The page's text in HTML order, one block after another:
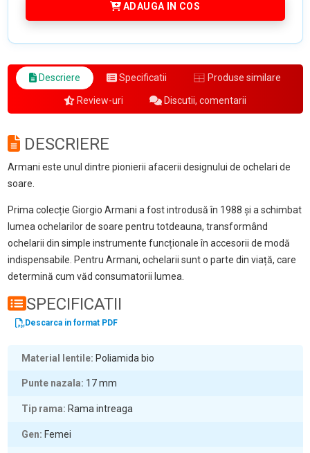
ADAUGA IN COS
Descriere Specificatii Produse similare
Review-uri Discutii, comentarii
DESCRIERE
Armani este unul dintre pionierii afacerii designului de ochelari de
soare.
Prima colecție Giorgio Armani a fost introdusă în 1988 și a schimbat
lumea ochelarilor de soare pentru totdeauna, transformând
ochelarii din simple instrumente funcționale în accesorii de modă
indispensabile. Pentru Armani, ochelarii sunt o parte din viață, care
determină cum văd consumatorii lumea.
SPECIFICATII
Descarca in format PDF
Material lentile Poliamida bio
Punte nazala 17mm
Tip rama Rama intreaga
Gen Femei